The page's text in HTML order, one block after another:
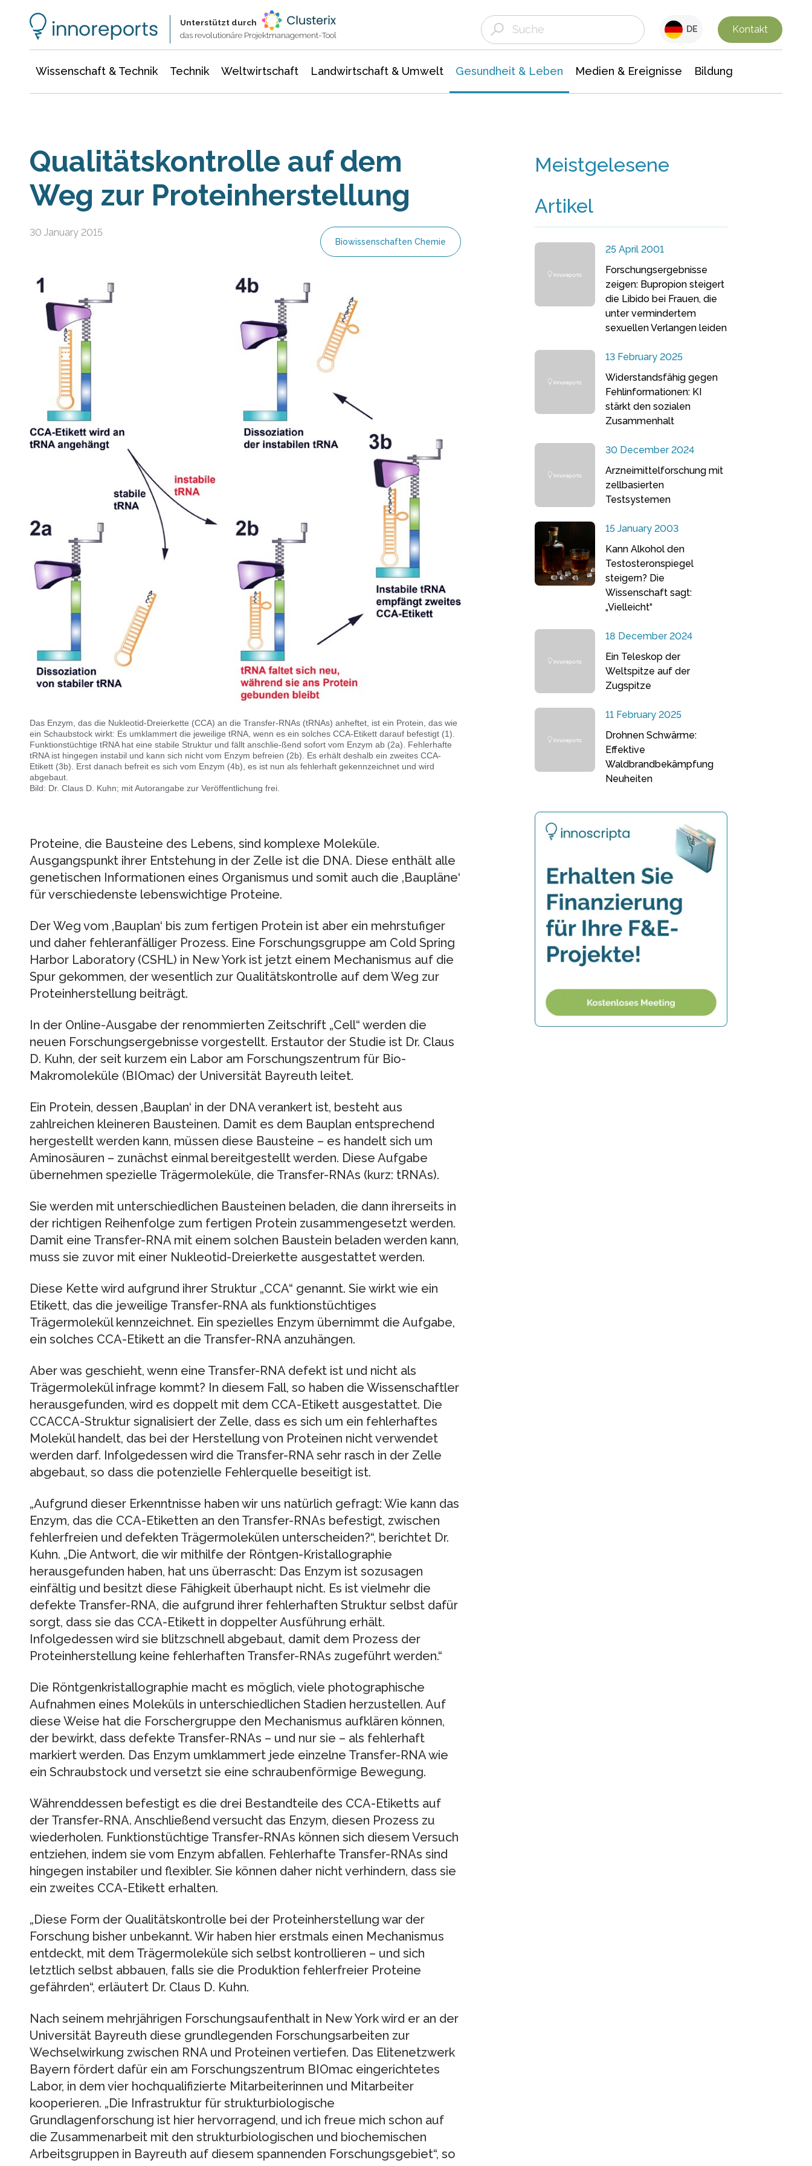
Unterstützt durch
das revolutionäre Projektmanagement-Tool
DE Kontakt
Wissenschaft & Technik Technik Weltwirtschaft Landwirtschaft & Umwelt Gesundheit & Leben Medien & Ereignisse Bildung
Qualitätskontrolle auf dem
Weg zur Proteinherstellung
30 January 2015
Biowissenschaften Chemie
Das Enzym, das die Nukleotid-Dreierkette (CCA) an die Transfer-RNAs (tRNAs) anheftet, ist ein Protein, das wie
ein Schaubstock wirkt: Es umklammert die jeweilige tRNA, wenn es ein solches CCA-Etikett darauf befestigt (1).
Funktionstüchtige tRNA hat eine stabile Struktur und fällt anschlie-ßend sofort vom Enzym ab (2a). Fehlerhafte
tRNA ist hingegen instabil und kann sich nicht vom Enzym befreien (2b). Es erhält deshalb ein zweites CCA-
Etikett (3b). Erst danach befreit es sich vom Enzym (4b), es ist nun als fehlerhaft gekennzeichnet und wird
abgebaut.
Bild: Dr. Claus D. Kuhn; mit Autorangabe zur Veröffentlichung frei.
Proteine, die Bausteine des Lebens, sind komplexe Moleküle.
Ausgangspunkt ihrer Entstehung in der Zelle ist die DNA. Diese enthält alle
genetischen Informationen eines Organismus und somit auch die ‚Baupläne‘
für verschiedenste lebenswichtige Proteine.
Der Weg vom ‚Bauplan‘ bis zum fertigen Protein ist aber ein mehrstufiger
und daher fehleranfälliger Prozess. Eine Forschungsgruppe am Cold Spring
Harbor Laboratory (CSHL) in New York ist jetzt einem Mechanismus auf die
Spur gekommen, der wesentlich zur Qualitätskontrolle auf dem Weg zur
Proteinherstellung beiträgt.
In der Online-Ausgabe der renommierten Zeitschrift „Cell“ werden die
neuen Forschungsergebnisse vorgestellt. Erstautor der Studie ist Dr. Claus
D. Kuhn, der seit kurzem ein Labor am Forschungszentrum für Bio-
Makromoleküle (BIOmac) der Universität Bayreuth leitet.
Ein Protein, dessen ‚Bauplan‘ in der DNA verankert ist, besteht aus
zahlreichen kleineren Bausteinen. Damit es dem Bauplan entsprechend
hergestellt werden kann, müssen diese Bausteine – es handelt sich um
Aminosäuren – zunächst einmal bereitgestellt werden. Diese Aufgabe
übernehmen spezielle Trägermoleküle, die Transfer-RNAs (kurz: tRNAs).
Sie werden mit unterschiedlichen Bausteinen beladen, die dann ihrerseits in
der richtigen Reihenfolge zum fertigen Protein zusammengesetzt werden.
Damit eine Transfer-RNA mit einem solchen Baustein beladen werden kann,
muss sie zuvor mit einer Nukleotid-Dreierkette ausgestattet werden.
Diese Kette wird aufgrund ihrer Struktur „CCA“ genannt. Sie wirkt wie ein
Etikett, das die jeweilige Transfer-RNA als funktionstüchtiges
Trägermolekül kennzeichnet. Ein spezielles Enzym übernimmt die Aufgabe,
ein solches CCA-Etikett an die Transfer-RNA anzuhängen.
Aber was geschieht, wenn eine Transfer-RNA defekt ist und nicht als
Trägermolekül infrage kommt? In diesem Fall, so haben die Wissenschaftler
herausgefunden, wird es doppelt mit dem CCA-Etikett ausgestattet. Die
CCACCA-Struktur signalisiert der Zelle, dass es sich um ein fehlerhaftes
Molekül handelt, das bei der Herstellung von Proteinen nicht verwendet
werden darf. Infolgedessen wird die Transfer-RNA sehr rasch in der Zelle
abgebaut, so dass die potenzielle Fehlerquelle beseitigt ist.
„Aufgrund dieser Erkenntnisse haben wir uns natürlich gefragt: Wie kann das
Enzym, das die CCA-Etiketten an den Transfer-RNAs befestigt, zwischen
fehlerfreien und defekten Trägermolekülen unterscheiden?“, berichtet Dr.
Kuhn. „Die Antwort, die wir mithilfe der Röntgen-Kristallographie
herausgefunden haben, hat uns überrascht: Das Enzym ist sozusagen
einfältig und besitzt diese Fähigkeit überhaupt nicht. Es ist vielmehr die
defekte Transfer-RNA, die aufgrund ihrer fehlerhaften Struktur selbst dafür
sorgt, dass sie das CCA-Etikett in doppelter Ausführung erhält.
Infolgedessen wird sie blitzschnell abgebaut, damit dem Prozess der
Proteinherstellung keine fehlerhaften Transfer-RNAs zugeführt werden.“
Die Röntgenkristallographie macht es möglich, viele photographische
Aufnahmen eines Moleküls in unterschiedlichen Stadien herzustellen. Auf
diese Weise hat die Forschergruppe den Mechanismus aufklären können,
der bewirkt, dass defekte Transfer-RNAs – und nur sie – als fehlerhaft
markiert werden. Das Enzym umklammert jede einzelne Transfer-RNA wie
ein Schraubstock und versetzt sie eine schraubenförmige Bewegung.
Währenddessen befestigt es die drei Bestandteile des CCA-Etiketts auf
der Transfer-RNA. Anschließend versucht das Enzym, diesen Prozess zu
wiederholen. Funktionstüchtige Transfer-RNAs können sich diesem Versuch
entziehen, indem sie vom Enzym abfallen. Fehlerhafte Transfer-RNAs sind
hingegen instabiler und flexibler. Sie können daher nicht verhindern, dass sie
ein zweites CCA-Etikett erhalten.
„Diese Form der Qualitätskontrolle bei der Proteinherstellung war der
Forschung bisher unbekannt. Wir haben hier erstmals einen Mechanismus
entdeckt, mit dem Trägermoleküle sich selbst kontrollieren – und sich
letztlich selbst abbauen, falls sie die Produktion fehlerfreier Proteine
gefährden“, erläutert Dr. Claus D. Kuhn.
Nach seinem mehrjährigen Forschungsaufenthalt in New York wird er an der
Universität Bayreuth diese grundlegenden Forschungsarbeiten zur
Wechselwirkung zwischen RNA und Proteinen vertiefen. Das Elitenetzwerk
Bayern fördert dafür ein am Forschungszentrum BIOmac eingerichtetes
Labor, in dem vier hochqualifizierte Mitarbeiterinnen und Mitarbeiter
kooperieren. „Die Infrastruktur für strukturbiologische
Grundlagenforschung ist hier hervorragend, und ich freue mich schon auf
die Zusammenarbeit mit den strukturbiologischen und biochemischen
Arbeitsgruppen in Bayreuth auf diesem spannenden Forschungsgebiet“, so
Meistgelesene
Artikel
25 April 2001
Forschungsergebnisse
zeigen: Bupropion steigert
die Libido bei Frauen, die
unter vermindertem
sexuellen Verlangen leiden
13 February 2025
Widerstandsfähig gegen
Fehlinformationen: KI
stärkt den sozialen
Zusammenhalt
30 December 2024
Arzneimittelforschung mit
zellbasierten
Testsystemen
15 January 2003
Kann Alkohol den
Testosteronspiegel
steigern? Die
Wissenschaft sagt:
„Vielleicht“
18 December 2024
Ein Teleskop der
Weltspitze auf der
Zugspitze
11 February 2025
Drohnen Schwärme:
Effektive
Waldbrandbekämpfung
Neuheiten